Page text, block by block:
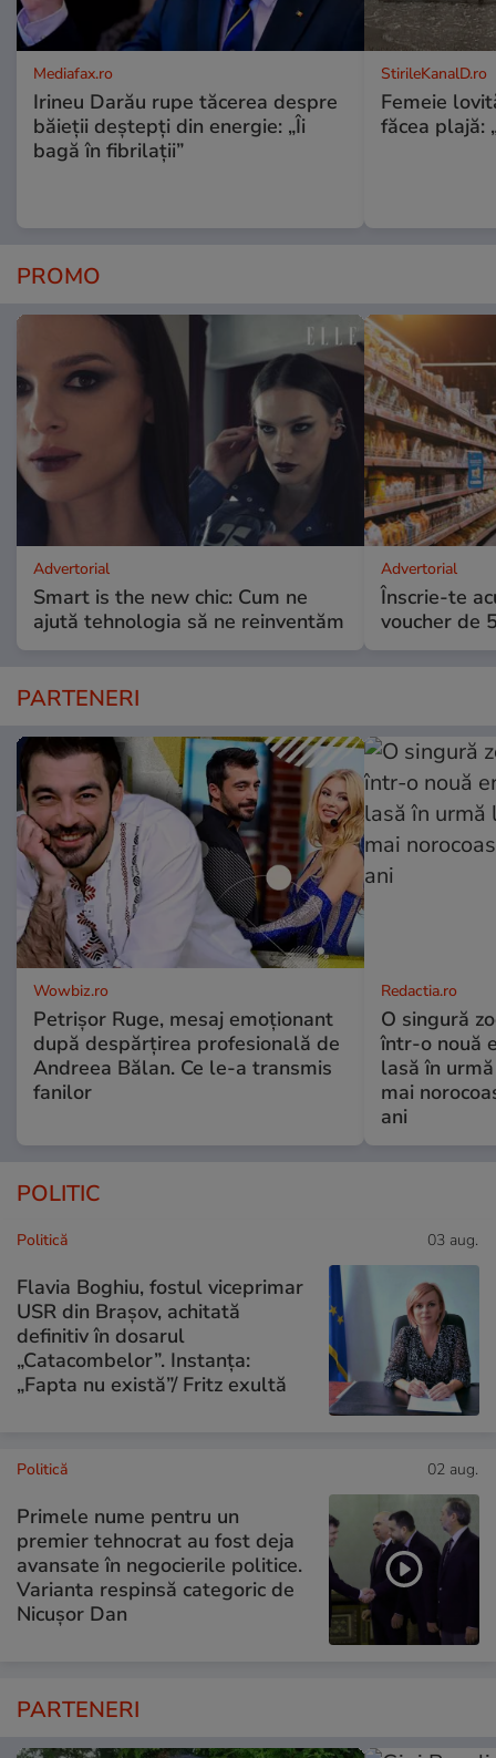
Mediafax.ro
Irineu Darău rupe tăcerea despre
băieții deștepți din energie: „Îi
bagă în fibrilații”
StirileKanalD.ro
Femeie
făcea plajă:
PROMO
Advertorial
Smart is the new chic: Cum ne
ajută tehnologia să ne reinventăm
Advertorial
Înscrie-te
voucher de
PARTENERI
Wowbiz.ro
Petrișor Ruge, mesaj emoționant
după despărțirea profesională de
Andreea Bălan. Ce le-a transmis
fanilor
Redactia.ro
O singură
într-o nouă
lasă în
mai
ani
POLITIC
Politică 03 aug.
Flavia Boghiu, fostul viceprimar
USR din Brașov, achitată
definitiv în dosarul
„Catacombelor”. Instanța:
„Fapta nu există”/ Fritz exultă
Politică 02 aug.
Primele nume pentru un
premier tehnocrat au fost deja
avansate în negocierile politice.
Varianta respinsă categoric de
Nicușor Dan
PARTENERI